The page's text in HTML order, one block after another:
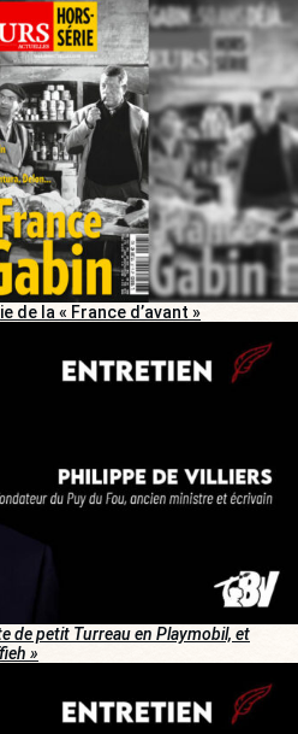
de la « France d’avant »
de petit Turreau en Playmobil, et
»